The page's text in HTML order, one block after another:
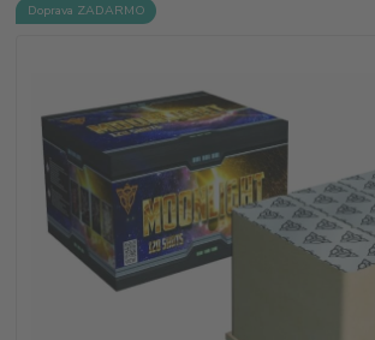
Doprava ZADARMO